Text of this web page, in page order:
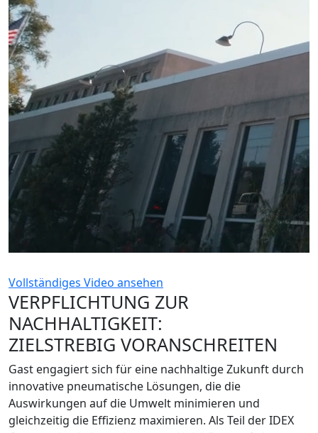
Vollständiges Video ansehen
VERPFLICHTUNG ZUR
NACHHALTIGKEIT:
ZIELSTREBIG VORANSCHREITEN
Gast engagiert sich für eine nachhaltige Zukunft durch
innovative pneumatische Lösungen, die die
Auswirkungen auf die Umwelt minimieren und
gleichzeitig die Effizienz maximieren. Als Teil der IDEX